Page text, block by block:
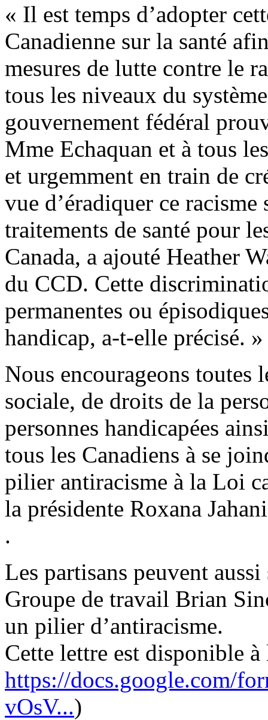
« Il est temps d’adopter
Canadienne sur la santé
mesures de lutte contre le
tous les niveaux du
gouvernement fédéral
Mme Echaquan et à tous
et urgemment en train de
vue d’éradiquer ce
traitements de santé pour
Canada, a ajouté Heather
du CCD. Cette
permanentes ou
handicap, a-t-elle précisé. »
Nous encourageons toutes
sociale, de droits de la
personnes handicapées
tous les Canadiens à se
pilier antiracisme à la Loi
la présidente Roxana
.
Les partisans peuvent
Groupe de travail Brian
un pilier d’antiracisme.
Cette lettre est disponible à
https://docs.google.com/
vOsV...)